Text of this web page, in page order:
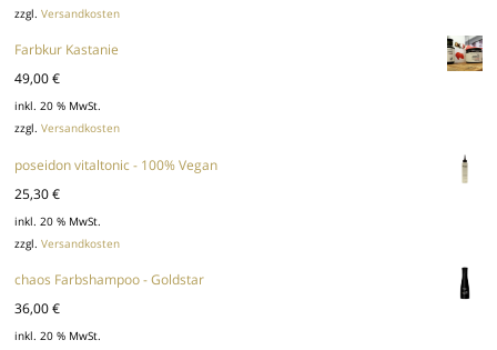
zzgl.Versandkosten
Farbkur Kastanie
49,00€
inkl. 20 % MwSt.
zzgl.Versandkosten
poseidon vitaltonic - 100% Vegan
25,30€
inkl. 20 % MwSt.
zzgl.Versandkosten
chaos Farbshampoo - Goldstar
36,00€
inkl. 20 % MwSt.